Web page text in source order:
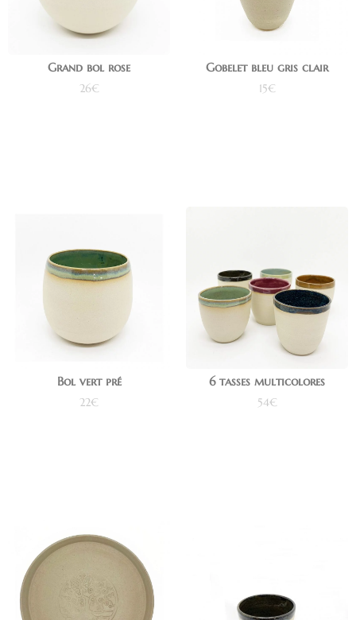
Grand bol rose
26€
Gobelet bleu gris clair
15€
Bol vert pré
22€
6 tasses multicolores
54€